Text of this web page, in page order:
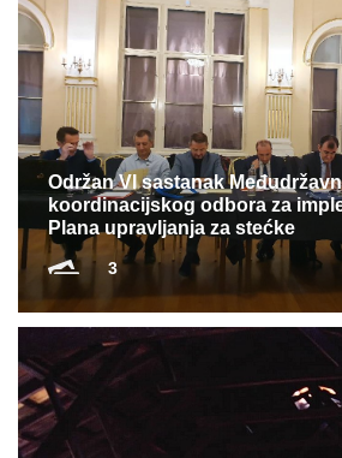
Održan VI sastanak
koordinacijskog odbora za
Plana upravljanja za stećke
3